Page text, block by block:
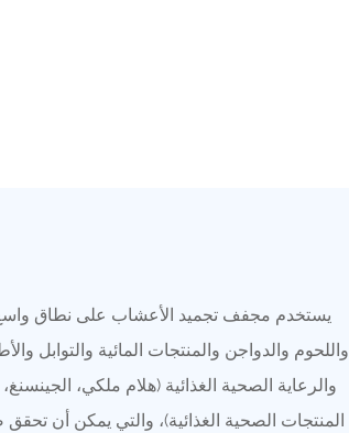
يستخدم مجفف تجميد الأعشاب على نطاق
واللحوم والدواجن والمنتجات المائية والتوابل
والرعاية الصحية الغذائية (هلام ملكي،
المنتجات الصحية الغذائية)، والتي يمكن أن